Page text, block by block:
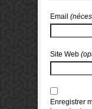
Email
Site Web
Enregistrer